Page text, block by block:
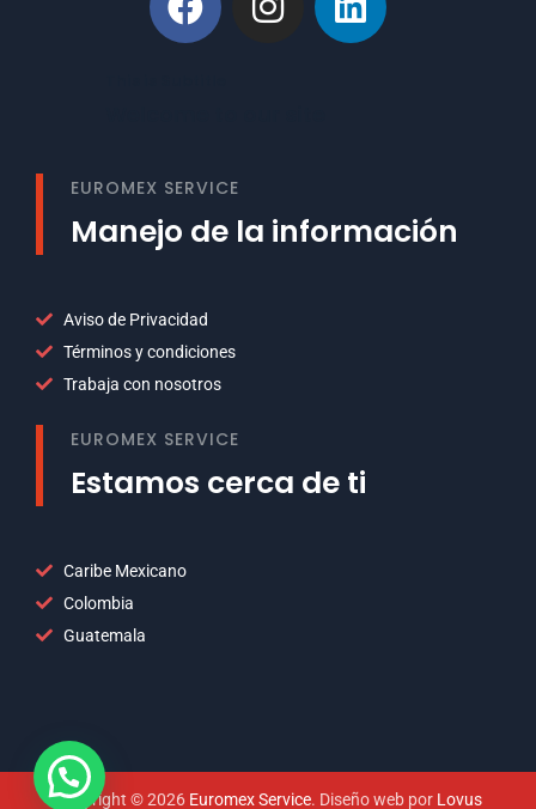
EUROMEX SERVICE
Manejo de la información
Aviso de Privacidad
Términos y condiciones
Trabaja con nosotros
EUROMEX SERVICE
Estamos cerca de ti
Caribe Mexicano
Colombia
Guatemala
Copyright © 2026 Euromex Service. Diseño web por Lovus